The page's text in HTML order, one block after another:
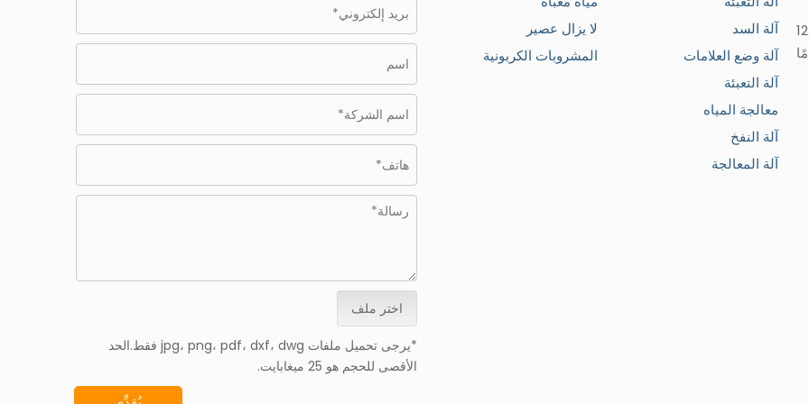
الشركة المصنعة لآلات تعبئة السوائل المبتكرة لأكثر من 12
آلة السد
آلة وضع العلامات
آلة التعبئة
معالجة المياه
آلة النفخ
آلة المعالجة
لا يزال عصير
المشروبات الكربونية
اختر ملف
*يرجى تحميل ملفات jpg، png، pdf، dxf، dwg فقط.الحد
الأقصى للحجم هو 25 ميغابايت.